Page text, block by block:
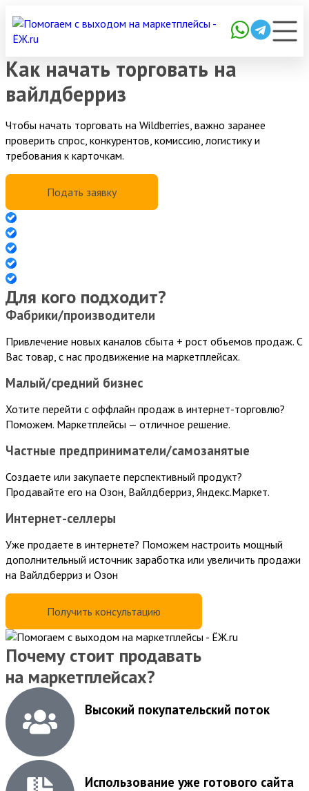
Как начать торговать на
вайлдберриз
Чтобы начать торговать на Wildberries, важно заранее
проверить спрос, конкурентов, комиссию, логистику и
требования к карточкам.
Подать заявку
Для кого подходит?
Фабрики/производители
Привлечение новых каналов сбыта + рост объемов продаж. С
Вас товар, с нас продвижение на маркетплейсах.
Малый/средний бизнес
Хотите перейти с оффлайн продаж в интернет-торговлю?
Поможем. Маркетплейсы — отличное решение.
Частные предприниматели/самозанятые
Создаете или закупаете перспективный продукт?
Продавайте его на Озон, Вайлдберриз, Яндекс.Маркет.
Интернет-селлеры
Уже продаете в интернете? Поможем настроить мощный
дополнительный источник заработка или увеличить продажи
на Вайлдберриз и Озон
Получить консультацию
Почему стоит продавать
на маркетплейсах?
Высокий покупательский поток
Использование уже готового сайта